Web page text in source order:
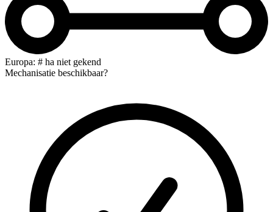
Europa: # ha niet gekend
Mechanisatie beschikbaar?